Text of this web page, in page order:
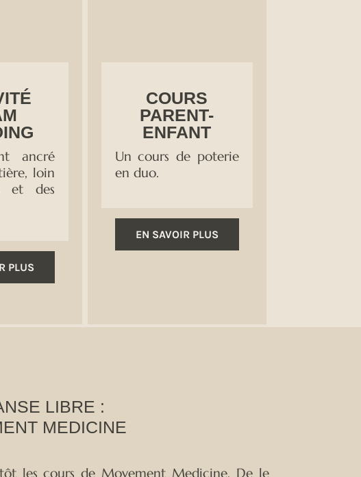
ancré
loin
et des
PLUS
COURS
PARENT-
ENFANT
Un cours de poterie
en duo.
EN SAVOIR PLUS
LIBRE :
MEDICINE
les cours de Movement Medicine. De le